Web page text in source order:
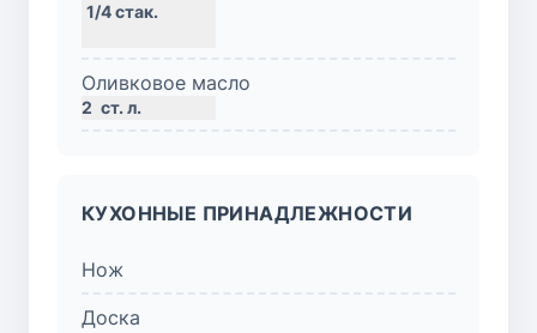
Оливковое масло
2 ст. л.
КУХОННЫЕ ПРИНАДЛЕЖНОСТИ
Нож
Доска